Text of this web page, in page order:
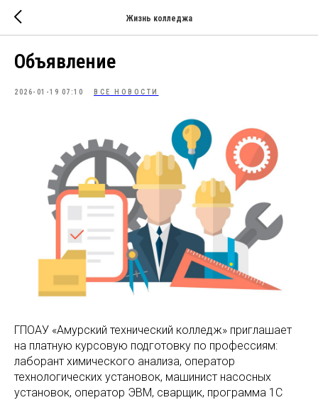
Жизнь колледжа
Объявление
2026-01-19 07:10 ВСЕ НОВОСТИ
ГПОАУ «Амурский технический колледж» приглашает
на платную курсовую подготовку по профессиям:
лаборант химического анализа, оператор
технологических установок, машинист насосных
установок, оператор ЭВМ, сварщик, программа 1С